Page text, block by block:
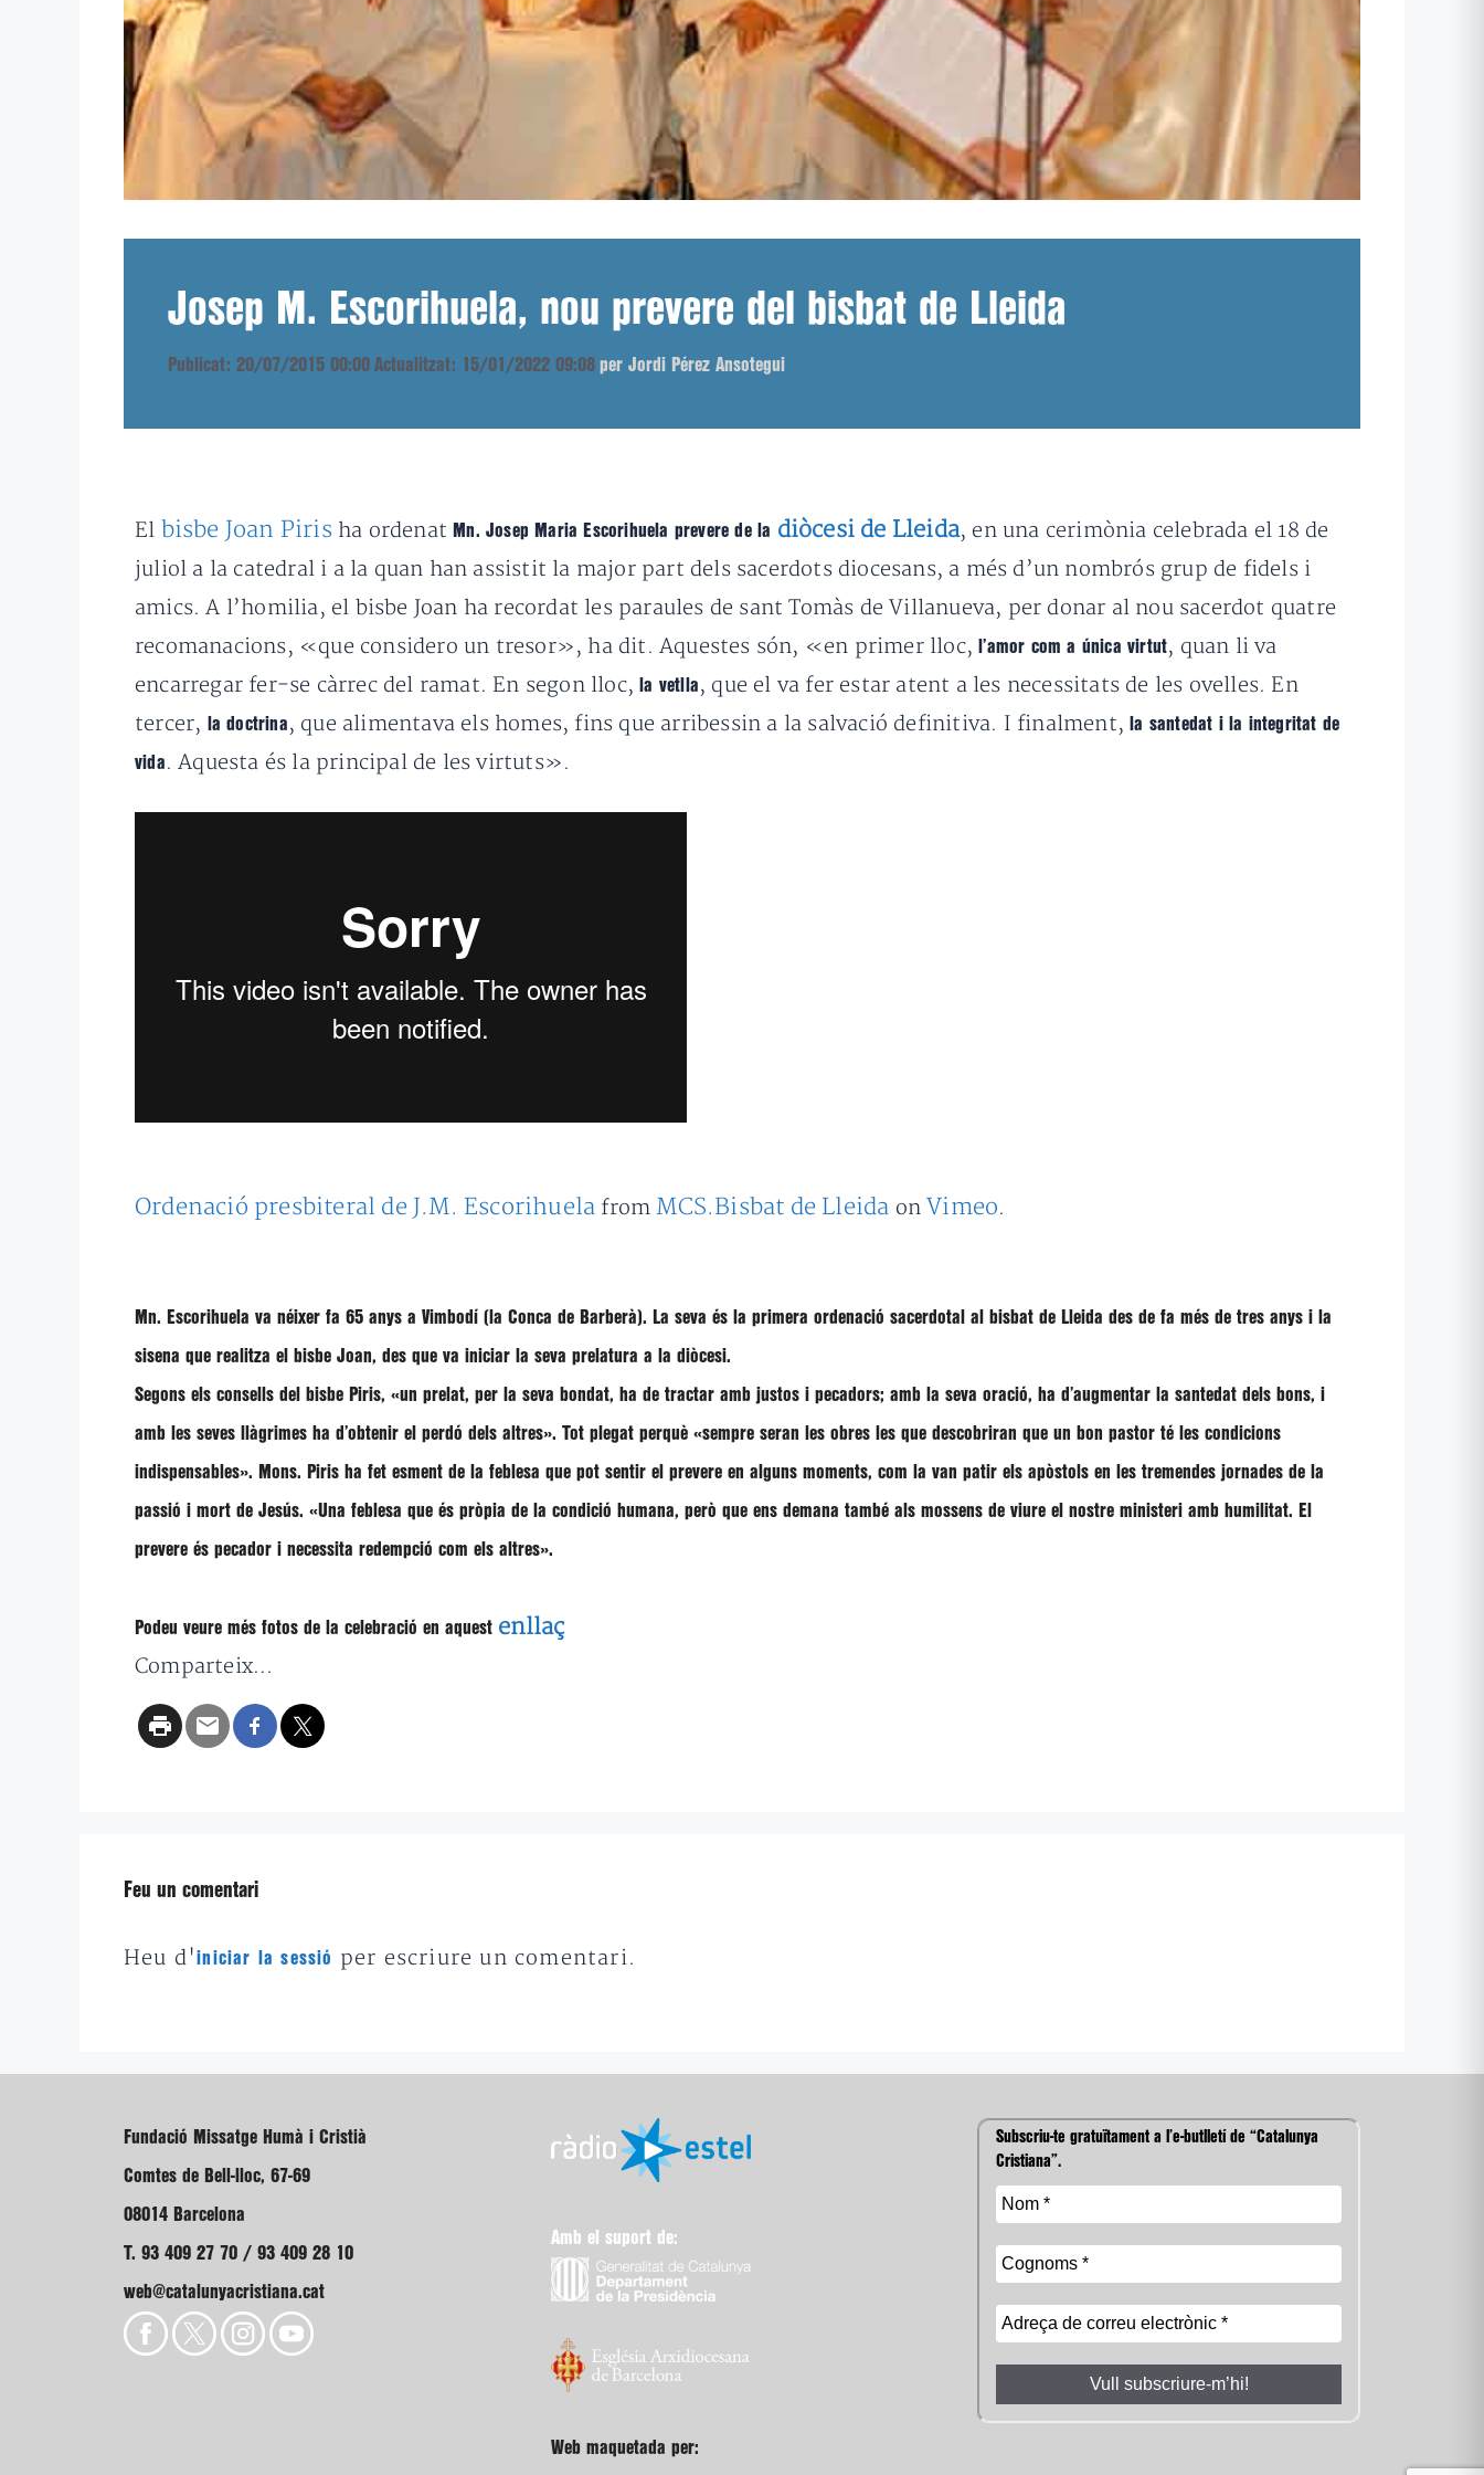
Josep M. Escorihuela, nou prevere del bisbat de Lleida
Publicat: 20/07/2015 00:00 Actualitzat: 15/01/2022 09:08 per Jordi Pérez Ansotegui
El bisbe Joan Piris ha ordenatMn. Josep Maria Escorihuela prevere de la diòcesi de Lleida, en una cerimònia celebrada el 18 de
juliol a la catedral i a la quan han assistit la major part dels sacerdots diocesans, a més d’un nombrós grup de fidels i
amics. A l’homilia, el bisbe Joan ha recordat les paraules de sant Tomàs de Villanueva, per donar al nou sacerdot quatre
recomanacions, «que considero un tresor», ha dit. Aquestes són, «en primer lloc, l’amor com a única virtut, quan li va
encarregar fer-se càrrec del ramat. En segon lloc, la vetlla , que el va fer estar atent a les necessitats de les ovelles. En
tercer,
la doctrina , que alimentava els homes, fins que arribessin a la salvació definitiva. I finalment, la santedat i la integritat de
vida . Aquesta és la principal de les virtuts».
Ordenació presbiteral de J.M. Escorihuela fromMCS.Bisbat de Lleida on Vimeo.
Mn. Escorihuela va néixer fa 65 anys a Vimbodí (la Conca de Barberà). La seva és la primera ordenació sacerdotal al bisbat de Lleida des de fa més de tres anys i la
sisena que realitza el bisbe Joan, des que va iniciar la seva prelatura a la diòcesi.
Segons els consells del bisbe Piris, «un prelat, per la seva bondat, ha de tractar amb justos i pecadors; amb la seva oració, ha d’augmentar la santedat dels bons, i
amb les seves llàgrimes ha d’obtenir el perdó dels altres». Tot plegat perquè «sempre seran les obres les que descobriran que un bon pastor té les condicions
indispensables». Mons. Piris ha fet esment de la feblesa que pot sentir el prevere en alguns moments, com la van patir els apòstols en les tremendes jornades de la
passió i mort de Jesús. «Una feblesa que és pròpia de la condició humana, però que ens demana també als mossens de viure el nostre ministeri amb humilitat. El
prevere és pecador i necessita redempció com els altres».
Podeu veure més fotos de la celebració en aquest enllaç
Comparteix...
Feu un comentari
Heu d'iniciar la sessió per escriure un comentari.
Fundació Missatge Humà i Cristià
Comtes de Bell-lloc, 67-69
08014 Barcelona
T. 93 409 27 70 / 93 409 28 10
web@catalunyacristiana.cat
Amb el suport de:
Web maquetada per:
Subscriu-te gratuïtament a l’e-butlletí de “Catalunya
Cristiana”.